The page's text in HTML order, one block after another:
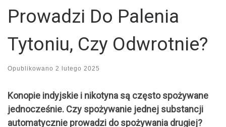
Prowadzi Do Palenia
Tytoniu, Czy Odwrotnie?
Opublikowano 2 lutego 2025
Konopie indyjskie i nikotyna są często spożywane
jednocześnie. Czy spożywanie jednej substancji
automatycznie prowadzi do spożywania drugiej?